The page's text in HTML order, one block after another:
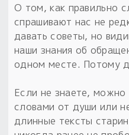
Коллекции
Наборы для курсов и
Обереги славян
Обрядовые предметы
Расходные материалы
Магия
Библиография
Наборы для книг
Материалы
Для алтаря
Расходные материалы
Гадание он-лайн
Приложение для
Готовые заговоры
Для чего:
Магические наборы
О том, как правильно
спрашивают нас не
давать советы, но
наши знания об
одном месте. Потому
Если не знаете, можно
словами от души или
длинные тексты